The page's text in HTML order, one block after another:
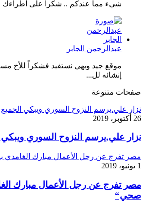
شيء مما عندكم .. شكرا على اطراءك
عبدالرحمن الجابر
موقع جيد وبهي نستفيد فشكراً للأخ
إنشائه لل...
صفحات متنوعة
نزار علي.يرسم النزوح السوري ويبكي الجميع
26 أكتوبر، 2019
نزار علي.يرسم النزوح السوري ويبكي
مصر تفرج عن رجل الأعمال مبارك الغامدي
1 يونيو، 2019
مصر تفرج عن رجل الأعمال مبارك
صحي“